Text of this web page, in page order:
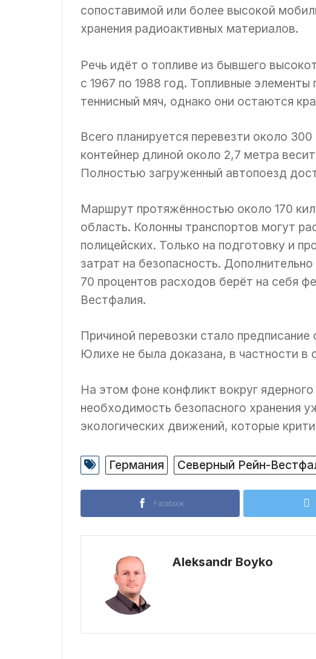
сопоставимой или более высокой
хранения радиоактивных материалов.
Речь идёт о топливе из бывшего
с 1967 по 1988 год. Топливные
теннисный мяч, однако они остаются
Всего планируется перевезти около
контейнер длиной около 2,7 метра
Полностью загруженный автопоезд
Маршрут протяжённостью около 170
область. Колонны транспортов могут
полицейских. Только на подготовку и
затрат на безопасность.
70 процентов расходов берёт на себя
Вестфалия.
Причиной перевозки стало
Юлихе не была доказана, в частности в
На этом фоне конфликт вокруг
необходимость безопасного хранения
экологических движений, которые
Германия Северный Рейн-
Facebook
Aleksandr Boyko